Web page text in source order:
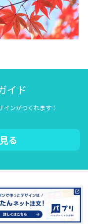
イド
ンがつくれます！
る